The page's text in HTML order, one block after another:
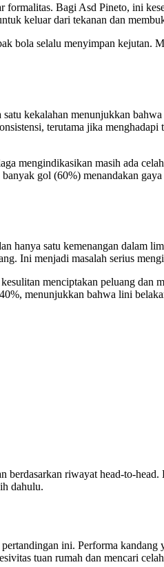
formalitas. Bagi Asd Pineto, ini
keluar dari tekanan dan
bola selalu menyimpan kejutan.
kekalahan menunjukkan
terutama jika
mengindikasikan masih ada
gol (60%) menandakan
hanya satu kemenangan dalam
Ini menjadi masalah serius
menciptakan peluang dan
menunjukkan bahwa lini
riwayat head-to-
dahulu.
ini. Performa
tuan rumah dan mencari